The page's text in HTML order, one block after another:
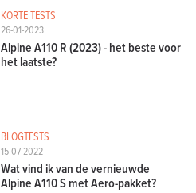
26-01-2023
KORTE TESTS
Alpine A110 R (2023) - het beste voor
het laatste?
15-07-2022
BLOGTESTS
Wat vind ik van de vernieuwde
Alpine A110 S met Aero-pakket?